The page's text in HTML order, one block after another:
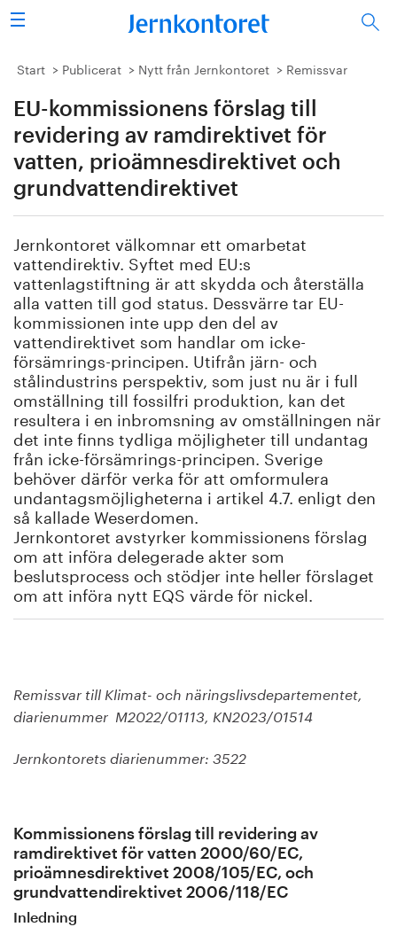
Sök
Stålindustrin
Vision 2050
Forskning/utbildning
Energi/miljö
Vi tycker
Publicerat
Bildbank
Om oss
Start Publicerat Nytt från Jernkontoret Remissvar
EU-kommissionens förslag till
revidering av ramdirektivet för
vatten, prioämnesdirektivet och
grundvattendirektivet
Jernkontoret välkomnar ett omarbetat
vattendirektiv. Syftet med EU:s
vattenlagstiftning är att skydda och återställa
alla vatten till god status. Dessvärre tar EU-
kommissionen inte upp den del av
vattendirektivet som handlar om icke-
försämrings-principen. Utifrån järn- och
stålindustrins perspektiv, som just nu är i full
omställning till fossilfri produktion, kan det
resultera i en inbromsning av omställningen när
det inte finns tydliga möjligheter till undantag
från icke-försämrings-principen. Sverige
behöver därför verka för att omformulera
undantagsmöjligheterna i artikel 4.7. enligt den
så kallade Weserdomen.
Jernkontoret avstyrker kommissionens förslag
om att införa delegerade akter som
beslutsprocess och stödjer inte heller förslaget
om att införa nytt EQS värde för nickel.
Remissvar till Klimat- och näringslivsdepartementet,
diarienummer M2022/01113, KN2023/01514
Jernkontorets diarienummer: 3522
Kommissionens förslag till revidering av
ramdirektivet för vatten 2000/60/EC,
prioämnesdirektivet 2008/105/EC, och
grundvattendirektivet 2006/118/EC
Inledning